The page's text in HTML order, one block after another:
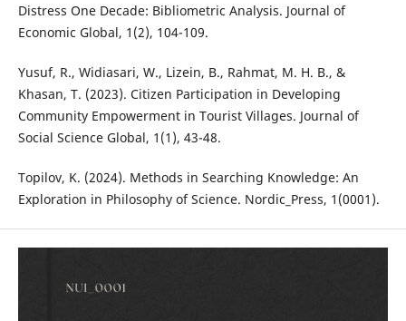
Distress One Decade: Bibliometric Analysis. Journal of
Economic Global, 1(2), 104-109.
Yusuf, R., Widiasari, W., Lizein, B., Rahmat, M. H. B., &
Khasan, T. (2023). Citizen Participation in Developing
Community Empowerment in Tourist Villages. Journal of
Social Science Global, 1(1), 43-48.
Topilov, K. (2024). Methods in Searching Knowledge: An
Exploration in Philosophy of Science. Nordic_Press, 1(0001).